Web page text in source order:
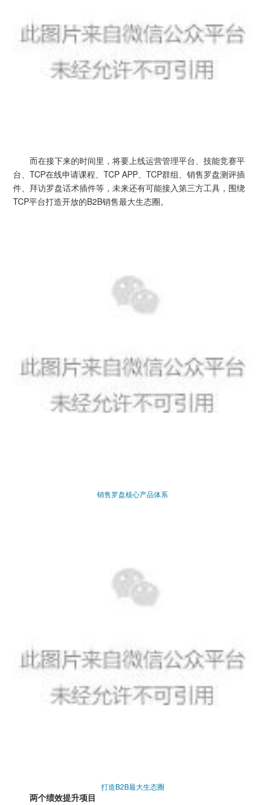
而在接下来的时间里，将要上线运营管理平台、技能竞赛平
台、TCP在线申请课程、TCP APP、TCP群组、销售罗盘测评插
件、拜访罗盘话术插件等，未来还有可能接入第三方工具，围绕
TCP平台打造开放的B2B销售最大生态圈。
销售罗盘核心产品体系
打造B2B最大生态圈
两个绩效提升项目